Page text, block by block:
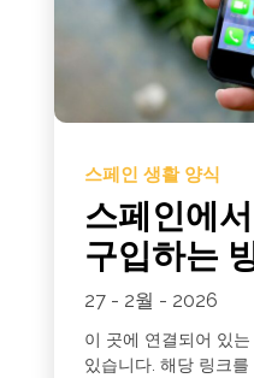
스페인 생활 양식
스페인에
구입하는
27 - 2월 - 2026
이 곳에 연결되어 있
있습니다. 해당 링크